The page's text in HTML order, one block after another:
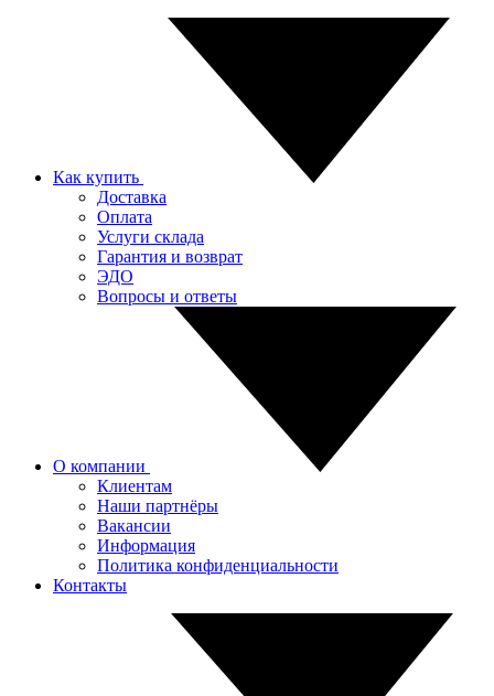
Как купить
Доставка
Оплата
Услуги склада
Гарантия и возврат
ЭДО
Вопросы и ответы
О компании
Клиентам
Наши партнёры
Вакансии
Информация
Политика конфиденциальности
Контакты